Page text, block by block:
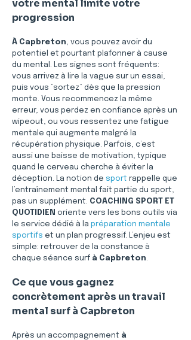
votre mental limite votre
progression
À Capbreton, vous pouvez avoir du
potentiel et pourtant plafonner à cause
du mental. Les signes sont fréquents:
vous arrivez à lire la vague sur un essai,
puis vous “sortez” dès que la pression
monte. Vous recommencez la même
erreur, vous perdez en confiance après un
wipeout, ou vous ressentez une fatigue
mentale qui augmente malgré la
récupération physique. Parfois, c’est
aussi une baisse de motivation, typique
quand le cerveau cherche à éviter la
déception. La notion de sport rappelle que
l’entraînement mental fait partie du sport,
pas un supplément. COACHING SPORT ET
QUOTIDIEN oriente vers les bons outils via
le service dédié à la préparation mentale
sportifs et un plan progressif. L’enjeu est
simple: retrouver de la constance à
chaque séance surf à Capbreton.
Ce que vous gagnez
concrètement après un travail
mental surf à Capbreton
Après un accompagnement à